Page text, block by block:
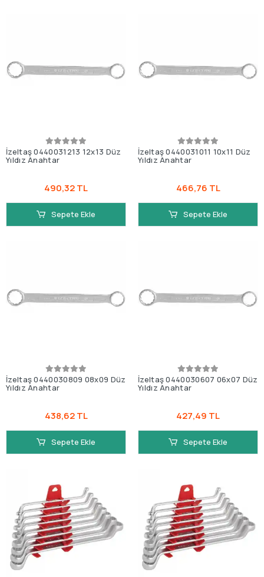
İzeltaş 0440031213 12x13 Düz
Yıldız Anahtar
490,32 TL
Sepete Ekle
İzeltaş 0440031011 10x11 Düz
Yıldız Anahtar
466,76 TL
Sepete Ekle
İzeltaş 0440030809 08x09 Düz
Yıldız Anahtar
438,62 TL
Sepete Ekle
İzeltaş 0440030607 06x07 Düz
Yıldız Anahtar
427,49 TL
Sepete Ekle